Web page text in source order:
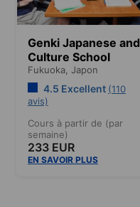
Genki Japanese and
Culture School
Fukuoka, Japon
4.5 Excellent (110
avis)
Cours à partir de (par
semaine)
233 EUR
EN SAVOIR PLUS